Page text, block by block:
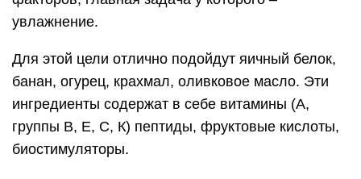
увлажнение.
Для этой цели отлично подойдут яичный белок,
банан, огурец, крахмал, оливковое масло. Эти
ингредиенты содержат в себе витамины (А,
группы В, Е, С, К) пептиды, фруктовые кислоты,
биостимуляторы.